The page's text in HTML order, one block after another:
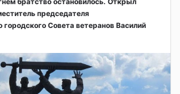
председателя
городского Совета ветеранов Василий